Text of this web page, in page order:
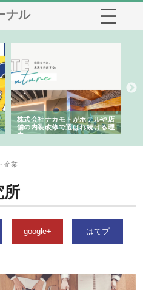
ナル
株式会社ナカモトがホテルや店
舗の内装改修で選ばれ続ける理
由
企業
所
google+ はてブ